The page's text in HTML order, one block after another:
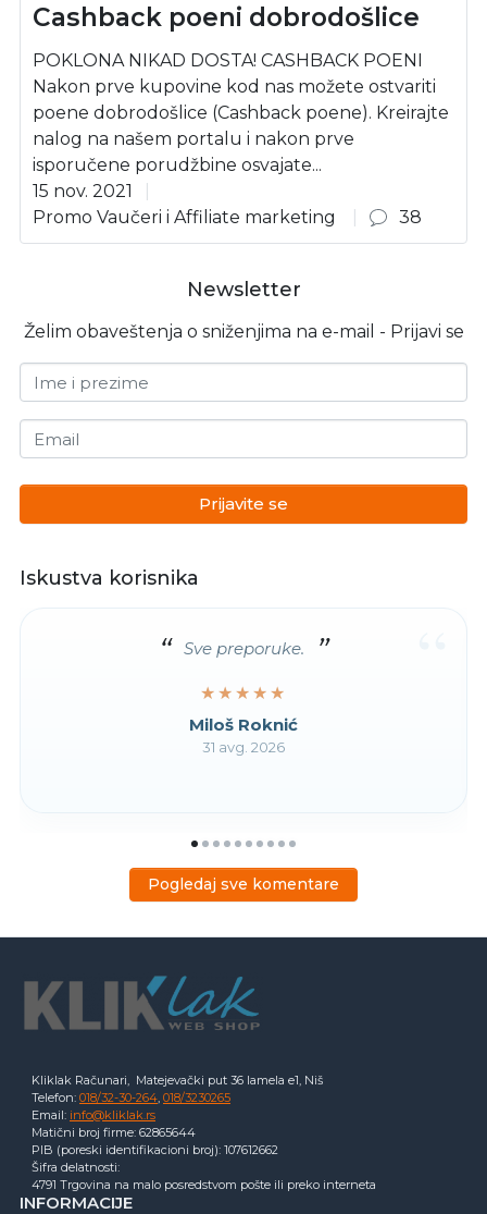
Cashback poeni dobrodošlice
POKLONA NIKAD DOSTA! CASHBACK POENI
Nakon prve kupovine kod nas možete ostvariti
poene dobrodošlice (Cashback poene). Kreirajte
nalog na našem portalu i nakon prve
isporučene porudžbine osvajate...
15 nov. 2021
Promo Vaučeri i Affiliate marketing
38
Newsletter
Želim obaveštenja o sniženjima na e-mail - Prijavi se
Ime i prezime
Email
Prijavite se
Iskustva korisnika
Sve preporuke.
★★★★★
★★★★★
Miloš Roknić
31 avg. 2026
Pogledaj sve komentare
Kliklak Računari, Matejevački put 36 lamela e1, Niš
Telefon: 018/32-30-264, 018/3230265
Email: info@kliklak.rs
Matični broj firme: 62865644
PIB (poreski identifikacioni broj): 107612662
Šifra delatnosti:
4791 Trgovina na malo posredstvom pošte ili preko interneta
INFORMACIJE